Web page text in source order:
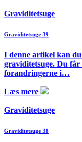
Graviditetsuge
Graviditetsuge 39
I denne artikel kan
graviditetsuge. Du
forandringerne i…
Læs mere
Graviditetsuge
Graviditetsuge 38